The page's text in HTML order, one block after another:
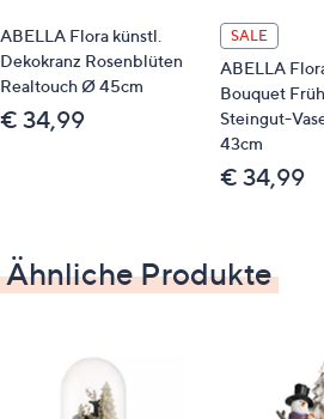
ABELLA Flora künstl.
Dekokranz Rosenblüten
Realtouch Ø 45cm
€ 34,99
SALE
ABELLA
Bouquet
Steingut-
43cm
€ 34,99
Ähnliche Produkte